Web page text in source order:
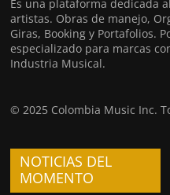
Es una plataforma dedicada
artistas. Obras de manejo,
Giras, Booking y Portafolios.
especializado para marcas
Industria Musical.
© 2025 Colombia Music Inc.
NOTICIAS DEL
MOMENTO